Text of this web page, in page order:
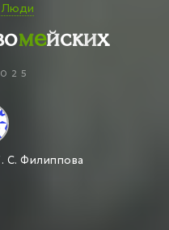
Люди
омейских
С. Филиппова